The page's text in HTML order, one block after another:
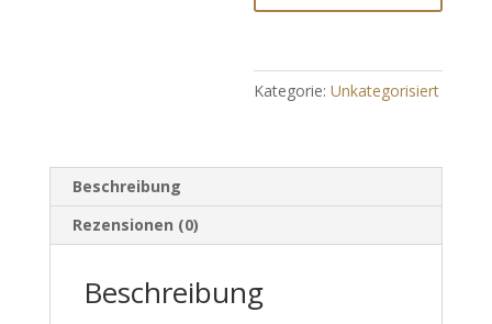
Kategorie:Unkategorisiert
Beschreibung
Rezensionen (0)
Beschreibung